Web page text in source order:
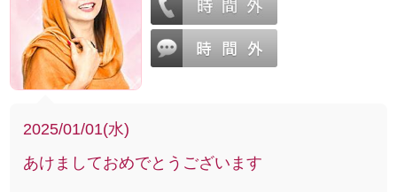
2025/01/01(水)
あけましておめでとうございます